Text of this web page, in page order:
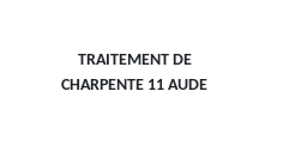
TRAITEMENT DE
CHARPENTE 11 AUDE